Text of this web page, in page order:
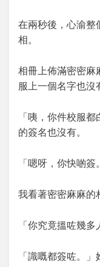
在兩秒後，心渝整
相。
相冊上佈滿密密麻
服上一個名字也沒
「咦，你件校服
的簽名也沒有。
「嗯呀，你快啲
我看著密密麻麻的
「你究竟搵咗幾
「識嘅都簽咗。」